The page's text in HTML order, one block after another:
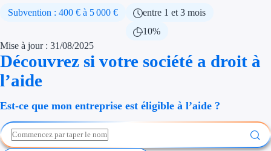
Étapes de vie
Cession
Entreprise
Subvention : 400 € à 5 000 €
entre 1 et 3 mois
10%
Mise à jour : 31/08/2025
Découvrez si votre société a droit à
l’aide
Est-ce que mon entreprise est éligible à l’aide ?